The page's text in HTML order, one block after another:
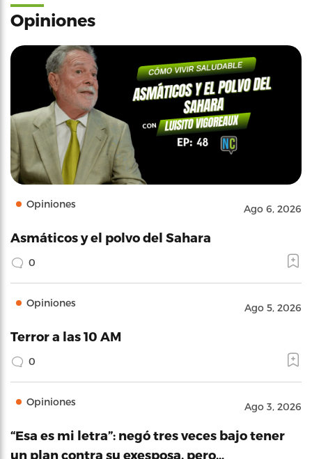
Opiniones
Opiniones Ago 6, 2026
Asmáticos y el polvo del Sahara
0
Opiniones Ago 5, 2026
Terror a las 10 AM
0
Opiniones Ago 3, 2026
“Esa es mi letra”: negó tres veces bajo tener
un plan contra su exesposa, pero…